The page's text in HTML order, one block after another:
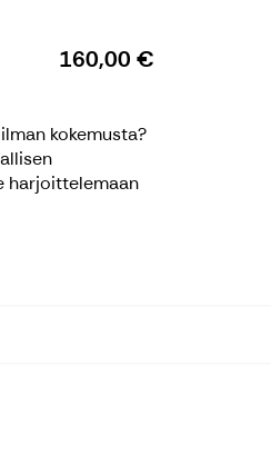
160,00 €
kokemusta?
harjoittelemaan